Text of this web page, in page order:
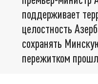
поддерживает
целостность
сохранять
пережитком